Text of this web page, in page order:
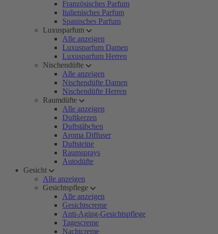
Französisches Parfum
Italienisches Parfum
Spanisches Parfum
Luxusparfum
Alle anzeigen
Luxusparfum Damen
Luxusparfum Herren
Nischendüfte
Alle anzeigen
Nischendüfte Damen
Nischendüfte Herren
Raumdüfte
Alle anzeigen
Duftkerzen
Duftstäbchen
Aroma Diffuser
Duftsteine
Raumsprays
Autodüfte
Gesicht
Alle anzeigen
Gesichtspflege
Alle anzeigen
Gesichtscreme
Anti-Aging-Gesichtspflege
Tagescreme
Nachtcreme